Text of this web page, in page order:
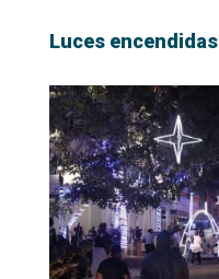
Luces encendidas